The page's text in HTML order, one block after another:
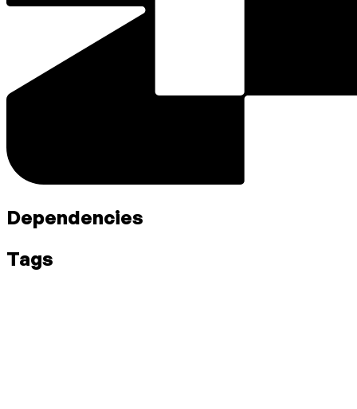
Dependencies
Tags